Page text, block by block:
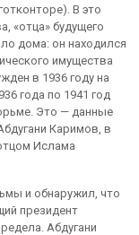
В это
«отца» будущего
дома: он находился
имущества
в 1936 году на
года по 1941 год
Это — данные
Каримов, в
Ислама
и обнаружил, что
президент
Абдугани